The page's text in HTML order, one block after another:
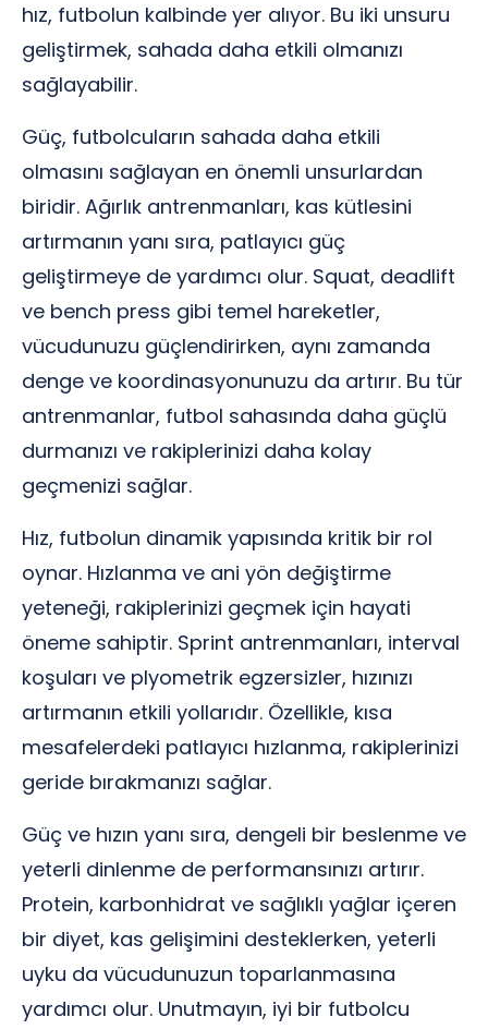
hız, futbolun kalbinde yer alıyor. Bu iki unsuru
geliştirmek, sahada daha etkili olmanızı
sağlayabilir.
Güç, futbolcuların sahada daha etkili
olmasını sağlayan en önemli unsurlardan
biridir. Ağırlık antrenmanları, kas kütlesini
artırmanın yanı sıra, patlayıcı güç
geliştirmeye de yardımcı olur. Squat, deadlift
ve bench press gibi temel hareketler,
vücudunuzu güçlendirirken, aynı zamanda
denge ve koordinasyonunuzu da artırır. Bu tür
antrenmanlar, futbol sahasında daha güçlü
durmanızı ve rakiplerinizi daha kolay
geçmenizi sağlar.
Hız, futbolun dinamik yapısında kritik bir rol
oynar. Hızlanma ve ani yön değiştirme
yeteneği, rakiplerinizi geçmek için hayati
öneme sahiptir. Sprint antrenmanları, interval
koşuları ve plyometrik egzersizler, hızınızı
artırmanın etkili yollarıdır. Özellikle, kısa
mesafelerdeki patlayıcı hızlanma, rakiplerinizi
geride bırakmanızı sağlar.
Güç ve hızın yanı sıra, dengeli bir beslenme ve
yeterli dinlenme de performansınızı artırır.
Protein, karbonhidrat ve sağlıklı yağlar içeren
bir diyet, kas gelişimini desteklerken, yeterli
uyku da vücudunuzun toparlanmasına
yardımcı olur. Unutmayın, iyi bir futbolcu